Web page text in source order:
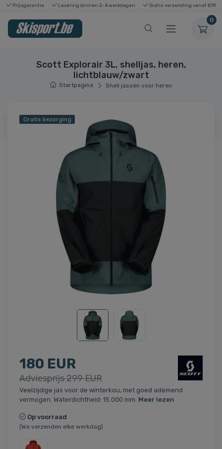
Prijsgarantie Levering binnen 2-4 werkdagen Gratis verzending vanaf €99
0
Scott Explorair 3L, shelljas, heren,
lichtblauw/zwart
Startpagina Shell jassen voor heren
Gratis bezorging
180 EUR
Adviesprijs 299 EUR
Veelzijdige jas voor de winterkou, met goed ademend
vermogen. Waterdichtheid: 15.000 mm. Meer lezen
Op voorraad
(We verzenden elke werkdag)